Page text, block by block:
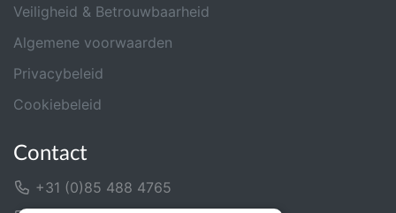
Veiligheid & Betrouwbaarheid
Algemene voorwaarden
Privacybeleid
Cookiebeleid
Contact
+31 (0)85 488 4765